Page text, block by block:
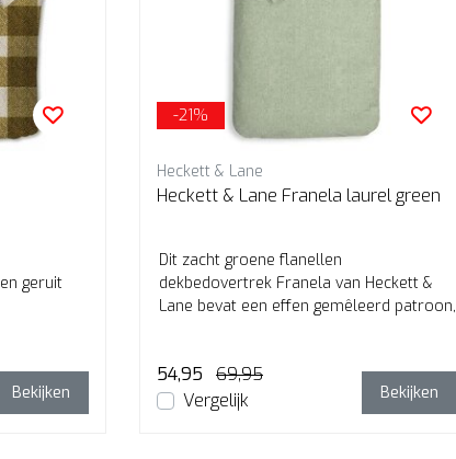
geruit
Bekijken
-21%
Heckett & Lane
Heckett & Lane Franela laurel green
Dit zacht groene flanellen
dekbedovertrek Franela van Heckett &
Lane bevat een effen gemêleerd patroon,
54,95
69,95
Vergelijk
Bekijken